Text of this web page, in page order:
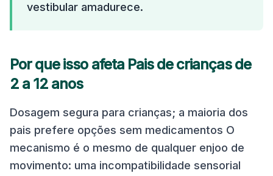
vestibular amadurece.
Por que isso afeta Pais de crianças de
2 a 12 anos
Dosagem segura para crianças; a maioria dos
pais prefere opções sem medicamentos O
mecanismo é o mesmo de qualquer enjoo de
movimento: uma incompatibilidade sensorial